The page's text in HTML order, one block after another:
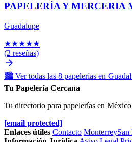
PAPELERÍA Y MERCERIA
Guadalupe
★★★★★
(2 reseñas)
🏙️ Ver todas las 8 papelerías en
Tu Papelería Cercana
Tu directorio para papelerías en México
[email protected]
Enlaces útiles Contacto MonterreySan